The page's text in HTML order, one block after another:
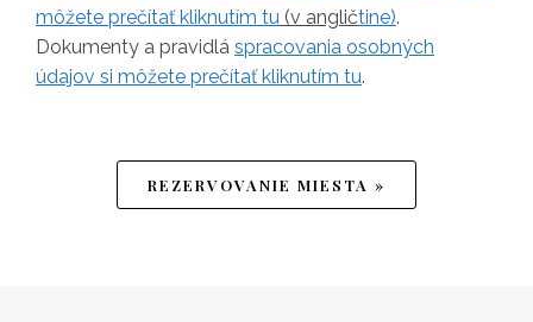
môžete prečítať kliknutím tu (v angličtine).
Dokumenty a pravidlá spracovania osobných
údajov si môžete prečítať kliknutím tu.
REZERVOVANIE MIESTA »